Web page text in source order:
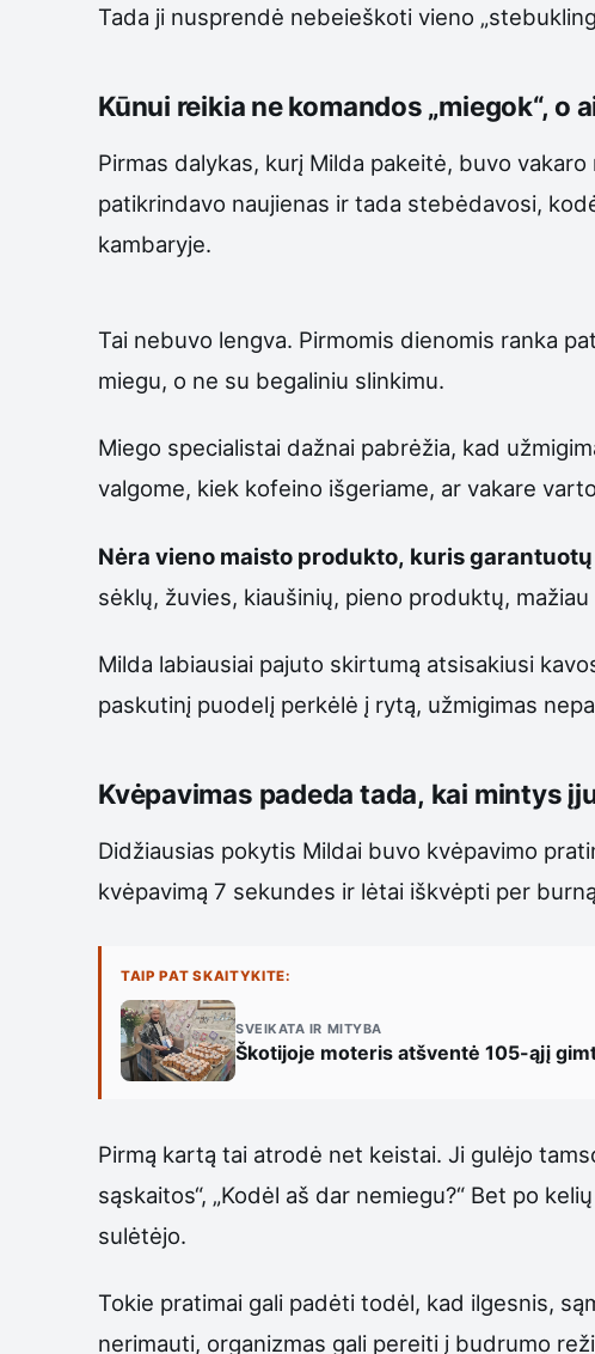
Tada ji nusprendė nebeieškoti vieno
Kūnui reikia ne komandos „miegok“, o
Pirmas dalykas, kurį Milda pakeitė, buvo
patikrindavo naujienas ir tada stebėdavosi,
kambaryje.
Tai nebuvo lengva. Pirmomis dienomis ranka
miegu, o ne su begaliniu slinkimu.
Miego specialistai dažnai pabrėžia, kad
valgome, kiek kofeino išgeriame, ar vakare
Nėra vieno maisto produkto, kuris
sėklų, žuvies, kiaušinių, pieno produktų,
Milda labiausiai pajuto skirtumą atsisakiusi
paskutinį puodelį perkėlė į rytą, užmigimas
Kvėpavimas padeda tada, kai mintys
Didžiausias pokytis Mildai buvo kvėpavimo
kvėpavimą 7 sekundes ir lėtai iškvėpti per
TAIP PAT SKAITYKITE:
SVEIKATA IR MITYBA
Škotijoje moteris atšventė 105-ąjį
Pirmą kartą tai atrodė net keistai. Ji gulėjo
sąskaitos“, „Kodėl aš dar nemiegu?“ Bet po
sulėtėjo.
Tokie pratimai gali padėti todėl, kad ilgesnis,
nerimauti, organizmas gali pereiti į budrumo